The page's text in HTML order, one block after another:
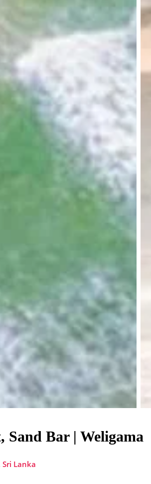
Bar | Weligama
Sri Lanka